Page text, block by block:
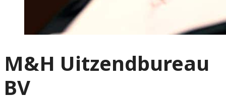
M&H Uitzendbureau
BV